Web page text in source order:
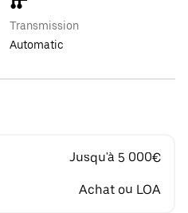
Transmission
Automatic
Jusqu'à 5 000€
Achat ou LOA